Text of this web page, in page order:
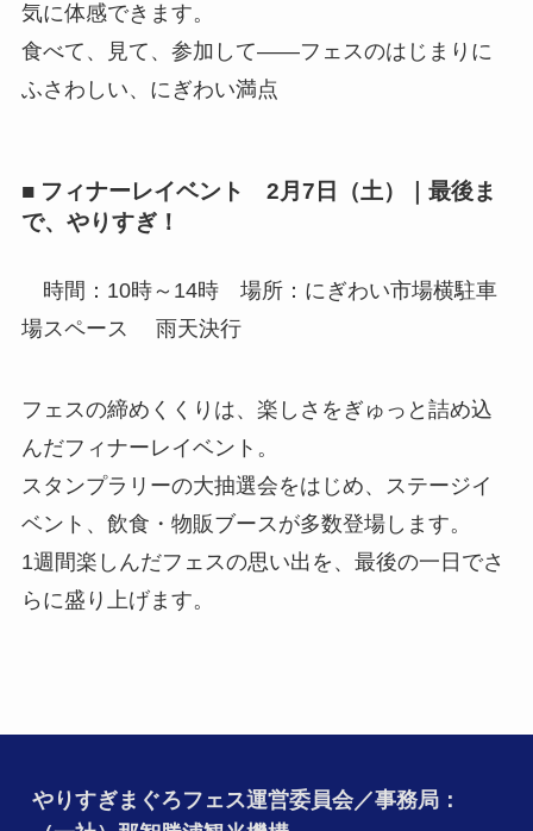
気に体感できます。
食べて、見て、参加して——フェスのはじまりに
ふさわしい、にぎわい満点
■ フィナーレイベント 2月7日（土）｜最後ま
で、やりすぎ！
時間：10時～14時 場所：にぎわい市場横駐車
場スペース 雨天決行
フェスの締めくくりは、楽しさをぎゅっと詰め込
んだフィナーレイベント。
スタンプラリーの大抽選会をはじめ、ステージイ
ベント、飲食・物販ブースが多数登場します。
1週間楽しんだフェスの思い出を、最後の一日でさ
らに盛り上げます。
やりすぎまぐろフェス運営委員会／事務局：